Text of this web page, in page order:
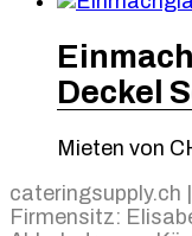
Deckel
Mieten von
cateringsupply.ch
Firmensitz: